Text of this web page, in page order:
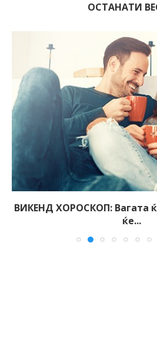
ОСТАНАТИ
ВИКЕНД ХОРОСКОП: Вагата
ќе...